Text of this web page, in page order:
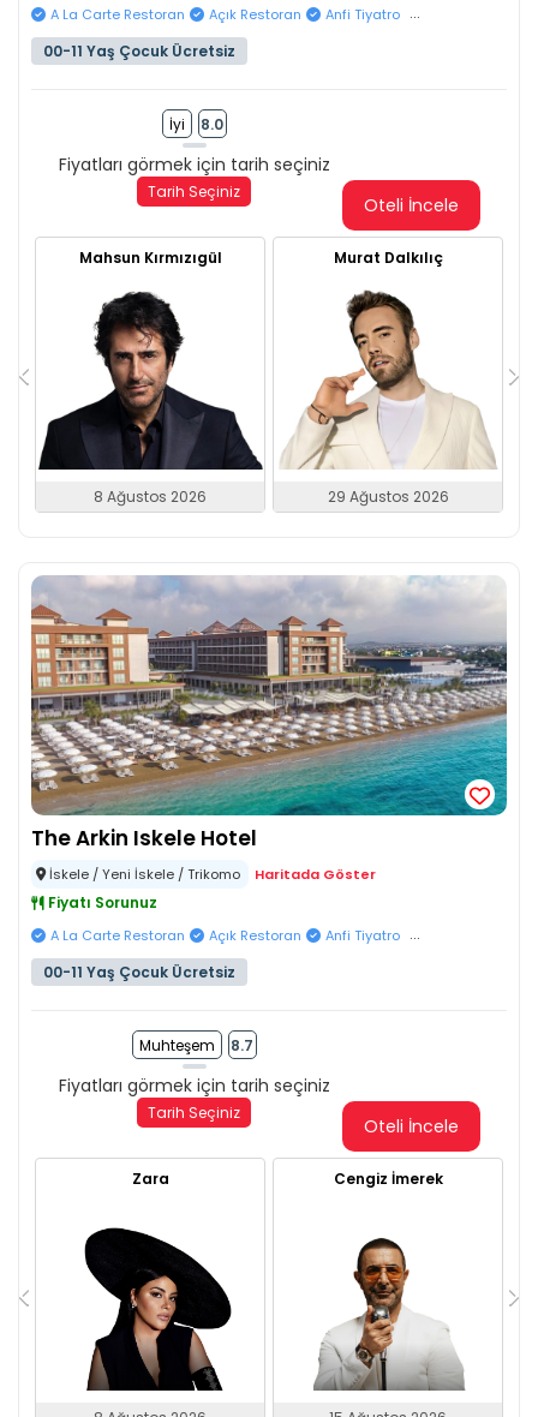
A La Carte Restoran Açık Restoran Anfi Tiyatro ...
00-11 Yaş Çocuk Ücretsiz
İyi 8.0
Fiyatları görmek için tarih seçiniz
Tarih Seçiniz
Oteli İncele
Mahsun Kırmızıgül
8 Ağustos 2026
Murat Dalkılıç
29 Ağustos 2026
The Arkin Iskele Hotel
İskele / Yeni İskele / Trikomo Haritada Göster
Fiyatı Sorunuz
A La Carte Restoran Açık Restoran Anfi Tiyatro ...
00-11 Yaş Çocuk Ücretsiz
Muhteşem 8.7
Fiyatları görmek için tarih seçiniz
Tarih Seçiniz
Oteli İncele
Zara Cengiz İmerek